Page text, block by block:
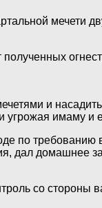
мечети
и
угрожая имаму и
по
дал домашнее
со стороны